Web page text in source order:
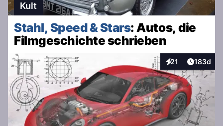
Kult
Stahl, Speed & Stars: Autos, die
Filmgeschichte schrieben
21
Interaktionen
Artikel
183d